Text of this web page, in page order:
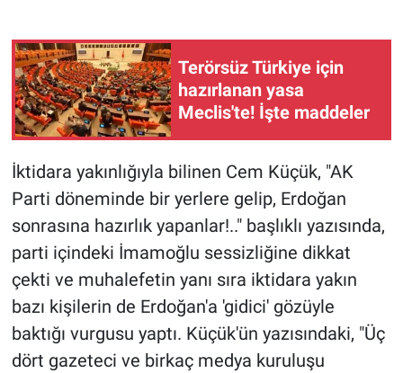
Terörsüz Türkiye için
hazırlanan yasa
Meclis'te! İşte maddeler
İktidara yakınlığıyla bilinen Cem Küçük, "AK
Parti döneminde bir yerlere gelip, Erdoğan
sonrasına hazırlık yapanlar!.." başlıklı yazısında,
parti içindeki İmamoğlu sessizliğine dikkat
çekti ve muhalefetin yanı sıra iktidara yakın
bazı kişilerin de Erdoğan'a 'gidici' gözüyle
baktığı vurgusu yaptı. Küçük'ün yazısındaki, "Üç
dört gazeteci ve birkaç medya kuruluşu
Günün görüntüsü
Haber
Kimdir
Koronavirüs
Kültür Sanat
Ne demişti